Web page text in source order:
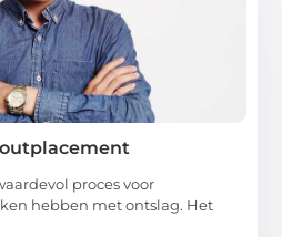
proces voor
hebben met ontslag. Het